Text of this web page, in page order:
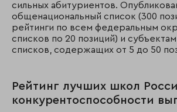
сильных абитуриентов.
общенациональный список (300
рейтинги по всем федеральным
списков по 20 позиций) и
списков, содержащих от 5 до 50
Рейтинг лучших школ
конкурентоспособности